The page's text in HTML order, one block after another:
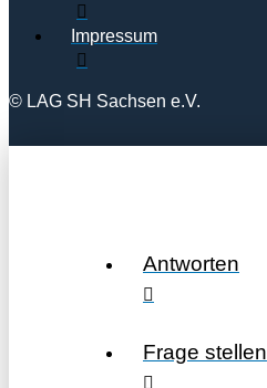
Impressum
© LAG SH Sachsen e.V.
Antworten
Frage stellen